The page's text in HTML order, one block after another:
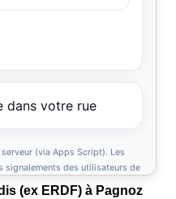
(ex ERDF) à Pagnoz